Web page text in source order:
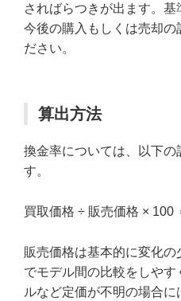
さればらつきが出ます。基
今後の購入もしくは売却の
ださい。
算出方法
換金率については、以下の
す。
買取価格 ÷ 販売価格 × 100
販売価格は基本的に変化
でモデル間の比較をしや
ルなど定価が不明の場合